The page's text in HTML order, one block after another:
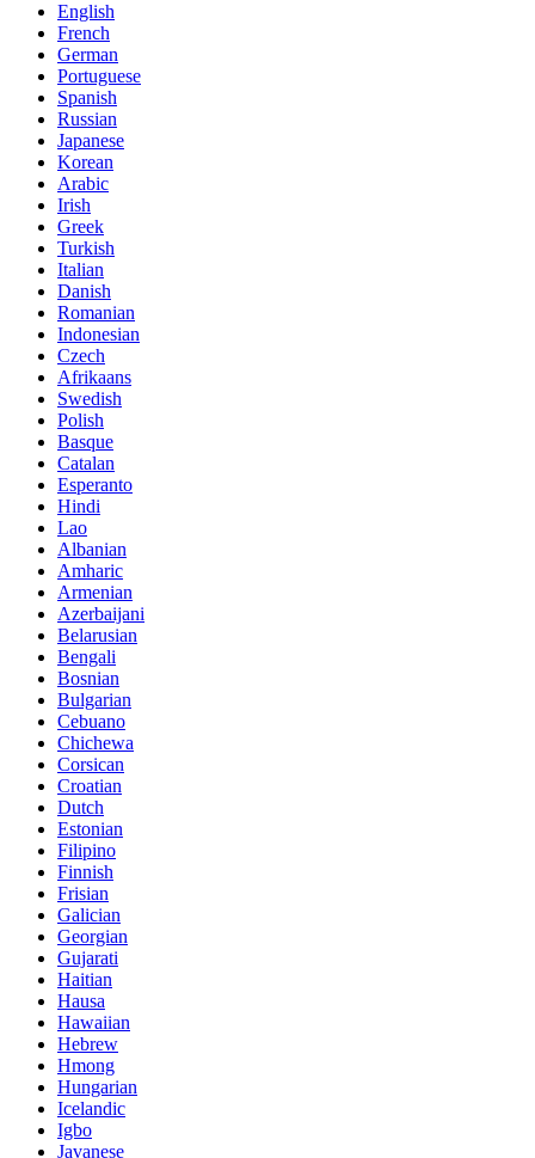
English
French
German
Portuguese
Spanish
Russian
Japanese
Korean
Arabic
Irish
Greek
Turkish
Italian
Danish
Romanian
Indonesian
Czech
Afrikaans
Swedish
Polish
Basque
Catalan
Esperanto
Hindi
Lao
Albanian
Amharic
Armenian
Azerbaijani
Belarusian
Bengali
Bosnian
Bulgarian
Cebuano
Chichewa
Corsican
Croatian
Dutch
Estonian
Filipino
Finnish
Frisian
Galician
Georgian
Gujarati
Haitian
Hausa
Hawaiian
Hebrew
Hmong
Hungarian
Icelandic
Igbo
Javanese